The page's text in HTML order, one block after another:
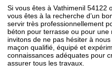
Si vous êtes à Vathimenil 54122
vous êtes à la recherche d’un
servir très professionnellement
béton pour terrasse ou pour une
invitons de ne pas hésiter à
maçon qualifié, équipé et
connaissances adéquates pour
assurer tous les travaux.